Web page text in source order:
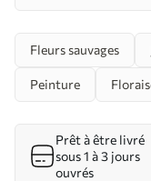
Fleurs sauvages
Peinture
Prêt à être livré
sous 1 à 3 jours
ouvrés